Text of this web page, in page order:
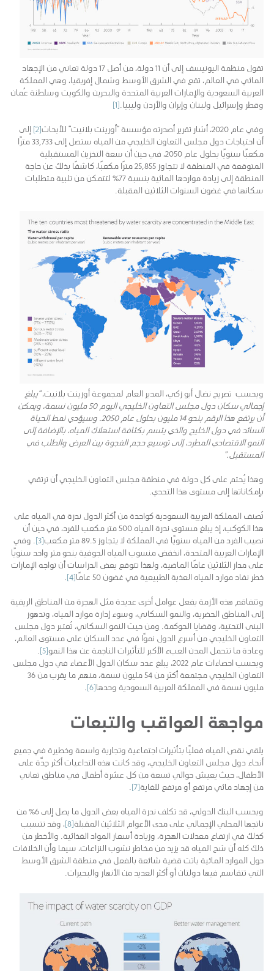
تقول منظمة اليونيسف إلى أن 11 دولة، من أصل 17 دولة تعاني من الإجهاد
المائي في العالم، تقع في الشرق الأوسط وشمال إفريقيا، وهي المملكة
العربية السعودية والإمارات العربية المتحدة والبحرين والكويت وسلطنة عُمان
وقطر وإسرائيل ولبنان وإيران والأردن وليبيا.[1]
وفي عام 2020، أشار تقرير أصدرته مؤسسة “أورينت بلانيت” للأبحاث
[2]
إلى
أن احتياجات دول مجلس التعاون الخليجي من المياه ستصل إلى 33,733 مترًا
مكعبًا سنويًا بحلول عام 2050، في حين أن سعة التخزين المستقبلية
المتوقعة في المنطقة لا تتجاوز 25,855 مترًا مكعبًا، كاشفًا بذلك عن حاجة
المنطقة إلى زيادة مواردها المائية بنسبة 77% لتتمكن من تلبية متطلبات
سكانها في غضون السنوات الثلاثين المقبلة.
وبحسب تصريح نضال أبو زكي، المدير العام لمجموعة أورينت بلانيت،“يبلغ
إجمالي سكان دول مجلس التعاون الخليجي اليوم 50 مليون نسمة، ويمكن
أن يرتفع هذا الرقم بنحو 14 مليون بحلول عام 2050. وسيؤدي نمط الحياة
السائد في دول الخليج والذي يتسم بكثافة استهلاك المياه، بالإضافة إلى
النمو الاقتصادي المطرد، إلى توسيع حجم الفجوة بين العرض والطلب في
المستقبل.”
وهذا يُحتم على كل دولة في منطقة مجلس التعاون الخليجي أن ترتقي
بإمكاناتها إلى مستوى هذا التحدي.
تُصنف المملكة العربية السعودية كواحدة من أكثر الدول ندرة في المياه على
هذا الكوكب، إذ يبلغ مستوى ندرة المياه 500 متر مكعب للفرد، في حين أن
نصيب الفرد من المياه سنويًا في المملكة لا يتجاوز 89.5 متر مكعب
[3] . وفي
الإمارات العربية المتحدة، انخفض منسوب المياه الجوفية بنحو متر واحد سنويًا
على مدار الثلاثين عامًا الماضية، ولهذا تتوقع بعض الدراسات أن تواجه الإمارات
خطر نفاد موارد المياه العذبة الطبيعية في غضون 50 عامًا
[4]
.
وتتفاقم هذه الأزمة بفعل عوامل أخرى عديدة مثل الهجرة من المناطق الريفية
إلى المناطق الحضرية، والنمو السكاني، وسوء إدارة موارد المياه، وتدهور
البنى التحتية، وقضايا الحوكمة. ومن حيث النمو السكاني، تُعتبر دول مجلس
التعاون الخليجي من أسرع الدول نموًا في عدد السكان على مستوى العالم،
وعادة ما تتحمل المدن العبء الأكبر للتأثيرات الناجمة عن هذا النمو[5]
.
وبحسب احصاءات عام 2022، يبلغ عدد سكان الدول الأعضاء في دول مجلس
التعاون الخليجي مجتمعة أكثر من 54 مليون نسمة، منهم ما يقرب من 36
مليون نسمة في المملكة العربية السعودية وحدها[6]
.
مواجهة العواقب والتبعات
يلقي نقص المياه فعليًا بتأثيرات اجتماعية وتجارية واسعة وخطيرة في جميع
أنحاء دول مجلس التعاون الخليجي، وقد كانت هذه التداعيات أكثر حِدَّة على
الأطفال، حيث يعيش حوالي تسعة من كل عشرة أطفال في مناطق تعاني
من إجهاد مائي مرتفع أو مرتفع للغاية[7]
.
وبحسب البنك الدولي، قد تكلف ندرة المياه بعض الدول ما يصل إلى 6% من
ناتجها المحلي الإجمالي على مدى الأعوام الثلاثين المقبلة[8] ، وقد تتسبب
كذلك في ارتفاع معدلات الهجرة، وزيادة أسعار المواد الغذائية. والأخطر من
ذلك كله أن شح المياه قد يزيد من مخاطر نشوب النزاعات، سيما وأن الخلافات
حول الموارد المائية باتت قضية شائعة بالفعل في منطقة الشرق الأوسط
التي تتقاسم فيها دولتان أو أكثر العديد من الأنهار والبحيرات.